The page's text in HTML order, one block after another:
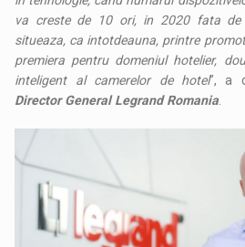
va creste de 10 ori, in 2020 fata de
situeaza, ca intotdeauna, printre
premiera pentru domeniul hotelier,
inteligent al camerelor de hotel”, a
Director General Legrand Romania